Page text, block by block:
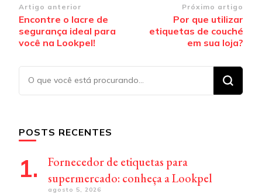
Navegação
de
post
Artigo anterior
Encontre o lacre de
segurança ideal para
você na Lookpel!
Próximo artigo
Por que utilizar
etiquetas de couché
em sua loja?
Procurando
algo?
POSTS RECENTES
Fornecedor de etiquetas para
supermercado: conheça a Lookpel
agosto 5, 2026